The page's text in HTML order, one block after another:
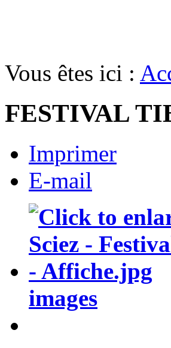
Vous êtes ici :
FESTIVAL
Imprimer
E-mail
images